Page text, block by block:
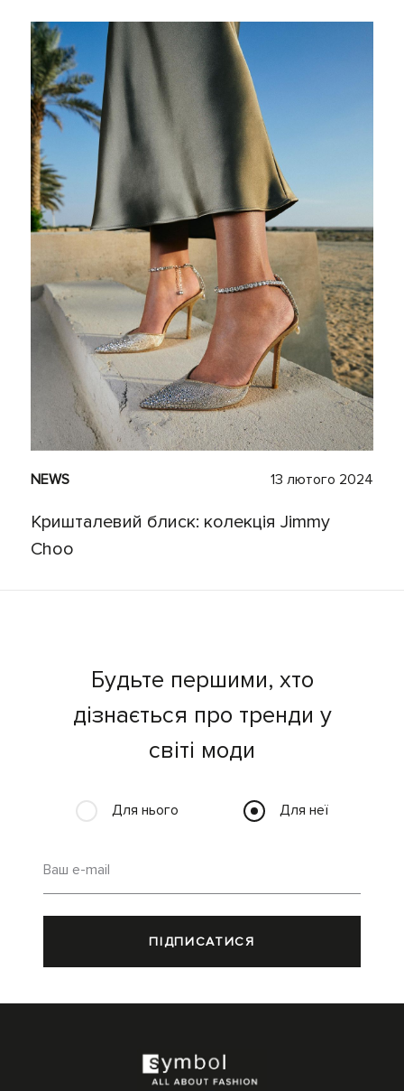
NEWS 13 лютого 2024
Кришталевий блиск: колекція Jimmy
Choo
Будьте першими, хто
дізнається про тренди у
світі моди
Для нього Для неї
Ваш e-mail
ПІДПИСАТИСЯ